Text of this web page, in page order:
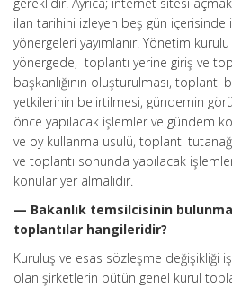
ilan tarihini izleyen beş gün
yönergeleri yayımlanır. Yönetim
yönergede, toplantı yerine giriş ve
başkanlığının oluşturulması, toplantı
yetkilerinin belirtilmesi, gündemin
önce yapılacak işlemler ve gündem
ve oy kullanma usulü, toplantı
ve toplantı sonunda yapılacak
konular yer almalıdır.
— Bakanlık temsilcisinin
toplantılar hangileridir?
Kuruluş ve esas sözleşme değişikliği
olan şirketlerin bütün genel kurul